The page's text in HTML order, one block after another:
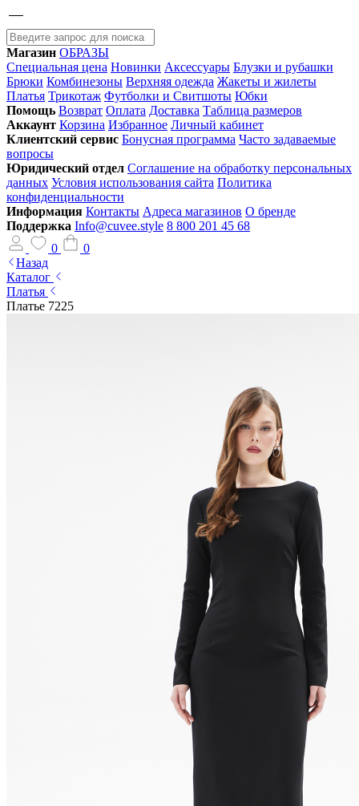
Магазин ОБРАЗЫ
Специальная цена Новинки Аксессуары Блузки и рубашки
Брюки Комбинезоны Верхняя одежда Жакеты и жилеты
Платья Трикотаж Футболки и Свитшоты Юбки
Помощь Возврат Оплата Доставка Таблица размеров
Аккаунт Корзина Избранное Личный кабинет
Клиентский сервис Бонусная программа Часто задаваемые
вопросы
Юридический отдел Соглашение на обработку персональных
данных Условия использования сайта Политика
конфиденциальности
Информация Контакты Адреса магазинов О бренде
Поддержка Info@cuvee.style 8 800 201 45 68
0
0
Назад
Каталог
Платья
Платье 7225